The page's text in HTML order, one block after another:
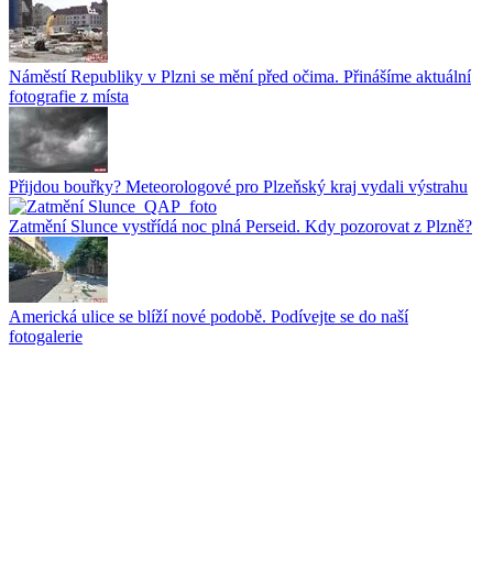
Náměstí Republiky v Plzni se mění před očima. Přinášíme aktuální
fotografie z místa
Přijdou bouřky? Meteorologové pro Plzeňský kraj vydali výstrahu
Zatmění Slunce vystřídá noc plná Perseid. Kdy pozorovat z Plzně?
Americká ulice se blíží nové podobě. Podívejte se do naší
fotogalerie